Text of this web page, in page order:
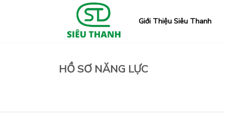
Giới Thiệu Siêu Thanh
HỒ SƠ NĂNG LỰC